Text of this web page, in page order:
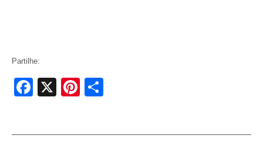
Partilhe:
Facebook
X Pinterest